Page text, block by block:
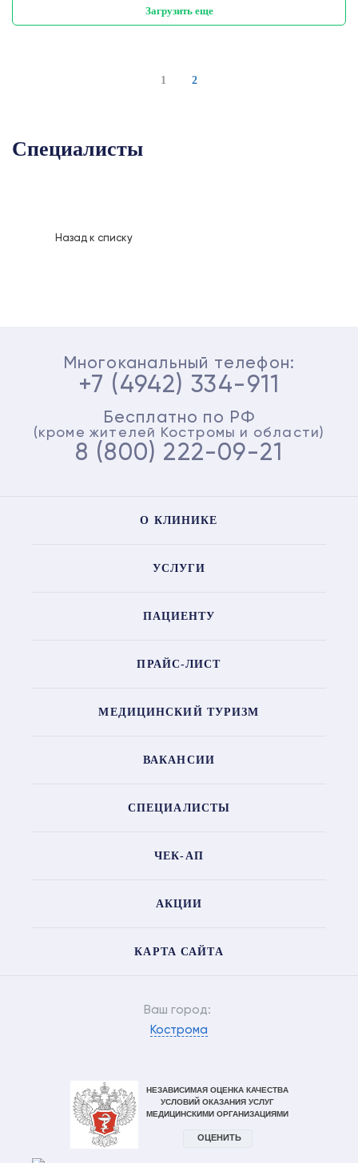
Загрузить еще
1 2
Специалисты
Назад к списку
Многоканальный телефон:
+7 (4942) 334-911
Бесплатно по РФ
(кроме жителей Костромы и области)
8 (800) 222-09-21
О КЛИНИКЕ
УСЛУГИ
ПАЦИЕНТУ
ПРАЙС-ЛИСТ
МЕДИЦИНСКИЙ ТУРИЗМ
ВАКАНСИИ
СПЕЦИАЛИСТЫ
ЧЕК-АП
АКЦИИ
КАРТА САЙТА
Ваш город:
Кострома